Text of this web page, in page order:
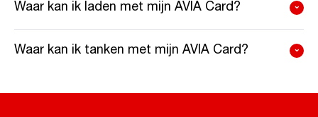
Waar kan ik laden met mijn AVIA Card?
Waar kan ik tanken met mijn AVIA Card?